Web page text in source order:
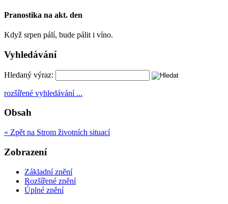
Pranostika na akt. den
Když srpen pálí, bude pálit i víno.
Vyhledávání
Hledaný výraz:
rozšířené vyhledávání ...
Obsah
« Zpět na Strom životních situací
Zobrazení
Základní znění
Rozšířené znění
Úplné znění